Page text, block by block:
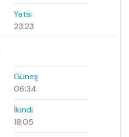
Yatsı
23:23
Güneş
06:34
İkindi
18:05